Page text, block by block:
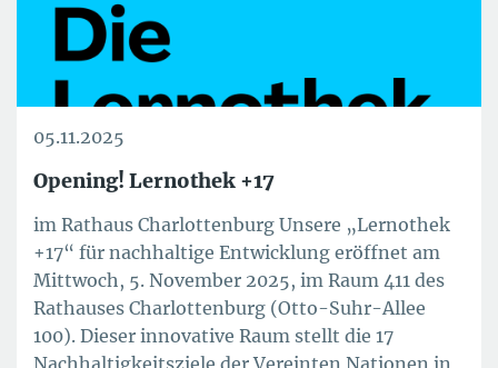
05.11.2025
Opening! Lernothek +17
im Rathaus Charlottenburg Unsere „Lernothek
+17“ für nachhaltige Entwicklung eröffnet am
Mittwoch, 5. November 2025, im Raum 411 des
Rathauses Charlottenburg (Otto-Suhr-Allee
100). Dieser innovative Raum stellt die 17
Nachhaltigkeitsziele der Vereinten Nationen in